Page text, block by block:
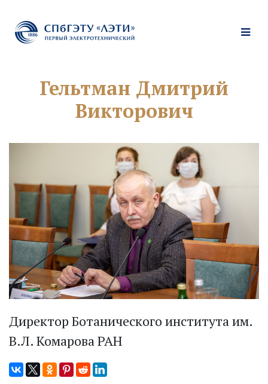
Гельтман Дмитрий
Викторович
Директор Ботанического института им.
В.Л. Комарова РАН